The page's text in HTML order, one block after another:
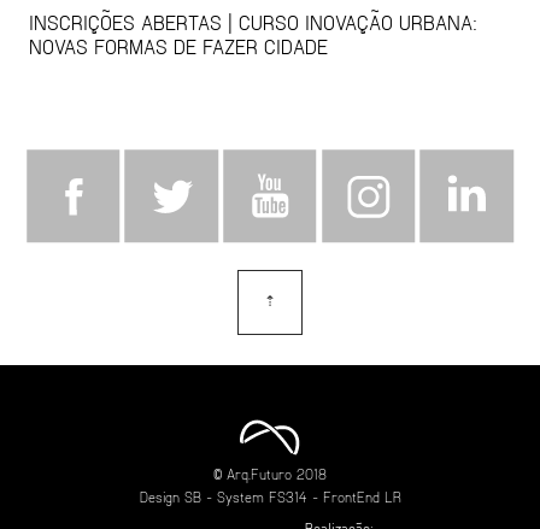
INSCRIÇÕES ABERTAS | CURSO INOVAÇÃO URBANA:
NOVAS FORMAS DE FAZER CIDADE
⇡
© Arq.Futuro 2018
Design SB- System FS314 - FrontEnd LR